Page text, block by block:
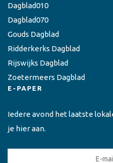
Dagblad010
Dagblad070
Gouds Dagblad
Ridderkerks Dagblad
Rijswijks Dagblad
Zoetermeers Dagblad
E-PAPER
Iedere avond het laatste
je hier aan.